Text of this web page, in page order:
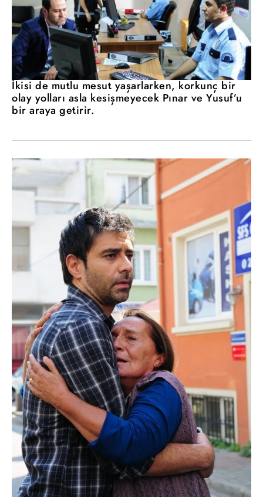
İkisi de mutlu mesut yaşarlarken, korkunç bir
olay yolları asla kesişmeyecek Pınar ve Yusuf’u
bir araya getirir.